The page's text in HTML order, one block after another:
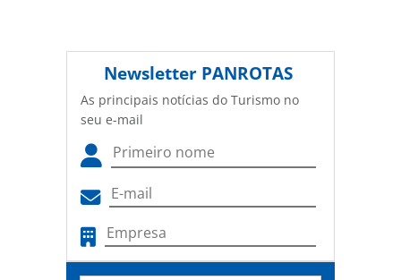
Newsletter PANROTAS
As principais notícias do Turismo no
seu e-mail